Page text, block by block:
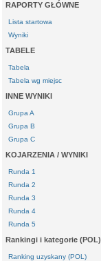
RAPORTY GŁÓWNE
Lista startowa
Wyniki
TABELE
Tabela
Tabela wg miejsc
INNE WYNIKI
Grupa A
Grupa B
Grupa C
KOJARZENIA / WYNIKI
Runda 1
Runda 2
Runda 3
Runda 4
Runda 5
Rankingi i kategorie (POL)
Ranking uzyskany (POL)